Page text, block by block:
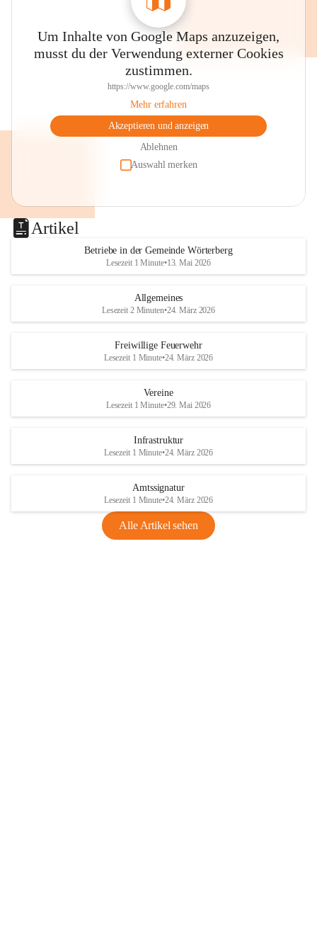
Um Inhalte von Google Maps anzuzeigen,
musst du der Verwendung externer Cookies
zustimmen.
https://www.google.com/maps
Mehr erfahren
Akzeptieren und anzeigen
Ablehnen
Auswahl merken
Artikel
Betriebe in der Gemeinde Wörterberg
Lesezeit 1 Minute•13. Mai 2026
Allgemeines
Lesezeit 2 Minuten•24. März 2026
Freiwillige Feuerwehr
Lesezeit 1 Minute•24. März 2026
Vereine
Lesezeit 1 Minute•29. Mai 2026
Infrastruktur
Lesezeit 1 Minute•24. März 2026
Amtssignatur
Lesezeit 1 Minute•24. März 2026
Alle Artikel sehen